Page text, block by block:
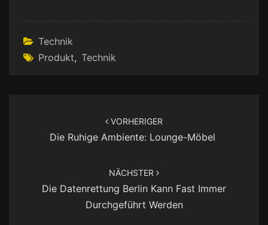
Technik
Produkt, Technik
VORHERIGER
Die Ruhige Ambiente: Lounge-Möbel
NÄCHSTER
Die Datenrettung Berlin Kann Fast Immer
Durchgeführt Werden